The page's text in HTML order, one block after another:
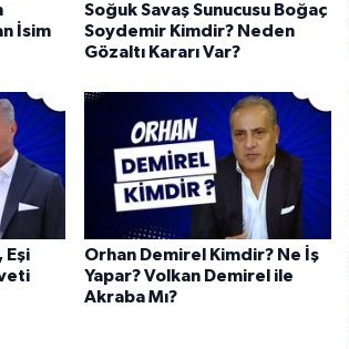
İsim
Soğuk Savaş Sunucusu Boğaç
Soydemir Kimdir? Neden
Gözaltı Kararı Var?
Eşi
Orhan Demirel Kimdir? Ne İş
Yapar? Volkan Demirel ile
Akraba Mı?